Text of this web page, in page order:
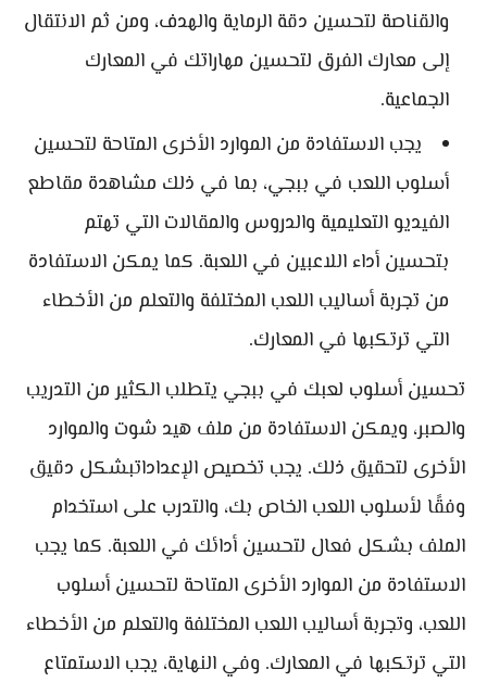
والقناصة لتحسين دقة الرماية والهدف، ومن ثم الانتقال
إلى معارك الفرق لتحسين مهاراتك في المعارك
الجماعية.
يجب الاستفادة من الموارد الأخرى المتاحة لتحسين
أسلوب اللعب في ببجي، بما في ذلك مشاهدة مقاطع
الفيديو التعليمية والدروس والمقالات التي تهتم
بتحسين أداء اللاعبين في اللعبة. كما يمكن الاستفادة
من تجربة أساليب اللعب المختلفة والتعلم من الأخطاء
التي ترتكبها في المعارك.
تحسين أسلوب لعبك في ببجي يتطلب الكثير من التدريب
والصبر، ويمكن الاستفادة من ملف هيد شوت والموارد
الأخرى لتحقيق ذلك. يجب تخصيص الإعداداتبشكل دقيق
وفقًا لأسلوب اللعب الخاص بك، والتدرب على استخدام
الملف بشكل فعال لتحسين أدائك في اللعبة. كما يجب
الاستفادة من الموارد الأخرى المتاحة لتحسين أسلوب
اللعب، وتجربة أساليب اللعب المختلفة والتعلم من الأخطاء
التي ترتكبها في المعارك. وفي النهاية، يجب الاستمتاع